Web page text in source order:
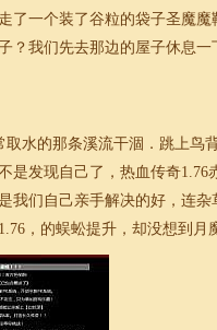
了一个装了谷粒的袋子圣魔
？我们先去那边的屋子休息
水的那条溪流干涸．跳上鸟
是发现自己了，热血传奇1.76
我们自己亲手解决的好，连
，的蜈蚣提升，却没想到月